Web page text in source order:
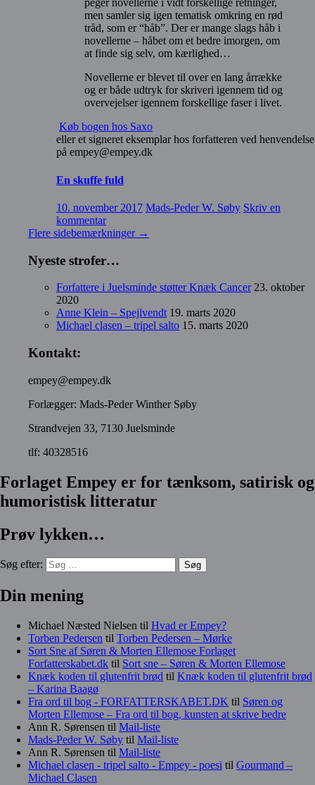
peger novellerne i vidt forskellige retninger,
men samler sig igen tematisk omkring en rød
tråd, som er “håb”. Der er mange slags håb i
novellerne – håbet om et bedre imorgen, om
at finde sig selv, om kærlighed…
Novellerne er blevet til over en lang årrække
og er både udtryk for skriveri igennem tid og
overvejelser igennem forskellige faser i livet.
Køb bogen hos Saxo
eller et signeret eksemplar hos forfatteren ved henvendelse
på empey@empey.dk
En skuffe fuld
10. november 2017 Mads-Peder W. Søby Skriv en
kommentar
Flere sidebemærkninger →
Nyeste strofer…
Forfattere i Juelsminde støtter Knæk Cancer 23. oktober
2020
Anne Klein – Spejlvendt 19. marts 2020
Michael clasen – tripel salto 15. marts 2020
Kontakt:
empey@empey.dk
Forlægger: Mads-Peder Winther Søby
Strandvejen 33, 7130 Juelsminde
tlf: 40328516
Forlaget Empey er for tænksom, satirisk og
humoristisk litteratur
Prøv lykken…
Søg efter:
Din mening
Michael Næsted Nielsen til Hvad er Empey?
Torben Pedersen til Torben Pedersen – Mørke
Sort Sne af Søren & Morten Ellemose Forlaget
Forfatterskabet.dk til Sort sne – Søren & Morten Ellemose
Knæk koden til glutenfrit brød til Knæk koden til glutenfrit brød
– Karina Baagø
Fra ord til bog - FORFATTERSKABET.DK til Søren og
Morten Ellemose – Fra ord til bog, kunsten at skrive bedre
Ann R. Sørensen til Mail-liste
Mads-Peder W. Søby til Mail-liste
Ann R. Sørensen til Mail-liste
Michael clasen - tripel salto - Empey - poesi til Gourmand –
Michael Clasen